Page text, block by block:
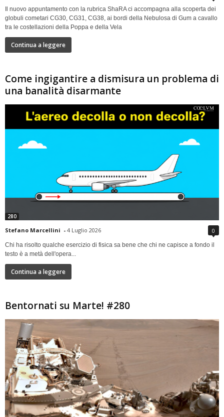
Il nuovo appuntamento con la rubrica ShaRA ci accompagna alla scoperta dei
globuli cometari CG30, CG31, CG38, ai bordi della Nebulosa di Gum a cavallo
tra le costellazioni della Poppa e della Vela
Continua a leggere
Come ingigantire a dismisura un problema di
una banalità disarmante
280
Stefano Marcellini - 4 Luglio 2026 0
Chi ha risolto qualche esercizio di fisica sa bene che chi ne capisce a fondo il
testo è a metà dell'opera...
Continua a leggere
Bentornati su Marte! #280